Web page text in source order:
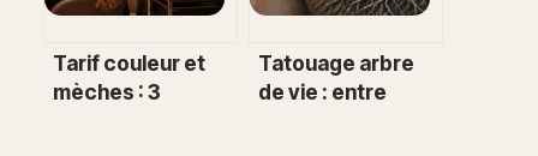
Tarif couleur et
mèches : 3
Tatouage arbre
de vie : entre